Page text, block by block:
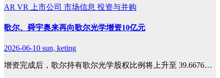
AR VR 上市公司 市场信息 投资与并购
歌尔、舜宇奥来再向歌尔光学增资10亿元
2026-06-10 sun, keting
增资完成后，歌尔持有歌尔光学股权比例将上升至 39.6676…